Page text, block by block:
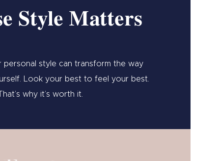
Style Matters
personal style can transform the way
Look your best to feel your best.
That’s why it’s worth it.